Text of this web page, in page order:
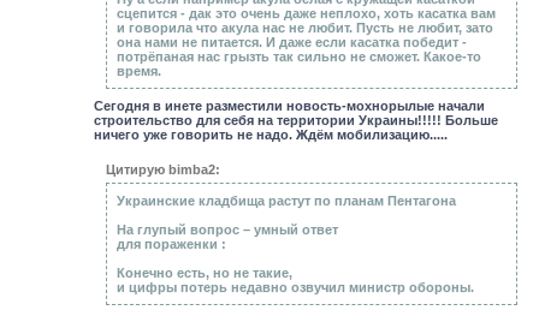
сцепится - дак это очень даже неплохо, хоть касатка вам
и говорила что акула нас не любит. Пусть не любит, зато
она нами не питается. И даже если касатка победит -
потрёпаная нас грызть так сильно не сможет. Какое-то
время.
Сегодня в инете разместили новость-мохнорылые начали
строительство для себя на территории Украины!!!!! Больше
ничего уже говорить не надо. Ждём мобилизацию.....
Цитирую bimba2:
Украинские кладбища растут по планам Пентагона
На глупый вопрос – умный ответ
для пораженки :
Конечно есть, но не такие,
и цифры потерь недавно озвучил министр обороны.